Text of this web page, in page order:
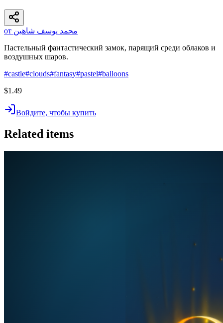
от محمد يوسف شاهين
Пастельный фантастический замок, парящий среди облаков и
воздушных шаров.
#castle#clouds#fantasy#pastel#balloons
$1.49
Войдите, чтобы купить
Related items